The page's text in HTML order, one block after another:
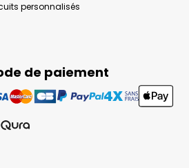
personnalisés
de paiement